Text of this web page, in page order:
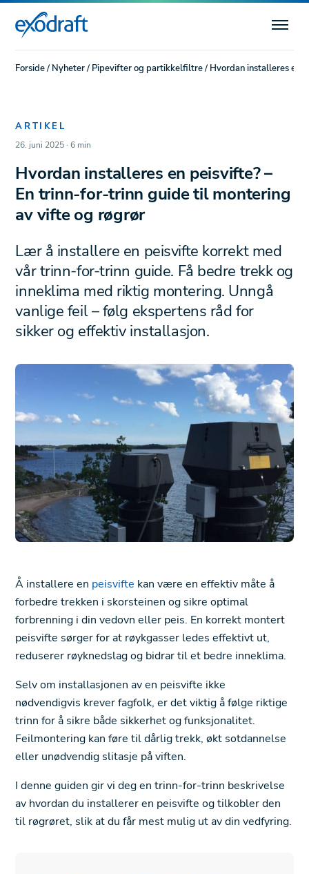
Forside/ Nyheter/ Pipevifter og partikkelfiltre/ Hvordan installeres en
ARTIKEL
26. juni 2025 · 6 min
Hvordan installeres en peisvifte? –
En trinn-for-trinn guide til montering
av vifte og røgrør
Lær å installere en peisvifte korrekt med
vår trinn-for-trinn guide. Få bedre trekk og
inneklima med riktig montering. Unngå
vanlige feil – følg ekspertens råd for
sikker og effektiv installasjon.
Å installere en peisvifte kan være en effektiv måte å
forbedre trekken i skorsteinen og sikre optimal
forbrenning i din vedovn eller peis. En korrekt montert
peisvifte sørger for at røykgasser ledes effektivt ut,
reduserer røyknedslag og bidrar til et bedre inneklima.
Selv om installasjonen av en peisvifte ikke
nødvendigvis krever fagfolk, er det viktig å følge riktige
trinn for å sikre både sikkerhet og funksjonalitet.
Feilmontering kan føre til dårlig trekk, økt sotdannelse
eller unødvendig slitasje på viften.
I denne guiden gir vi deg en trinn-for-trinn beskrivelse
av hvordan du installerer en peisvifte og tilkobler den
til røgrøret, slik at du får mest mulig ut av din vedfyring.